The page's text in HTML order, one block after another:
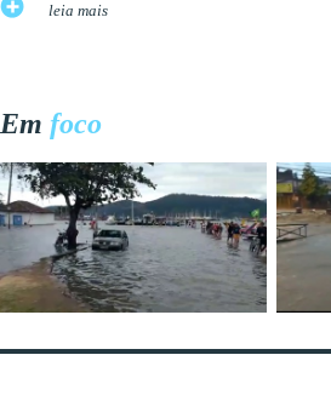
leia mais
Em foco